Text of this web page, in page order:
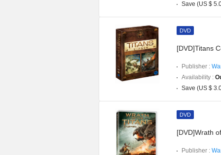
Save (US $
DVD
[DVD]Titans
Publisher :
Availability :
Save (US $
DVD
[DVD]Wrath
Publisher :